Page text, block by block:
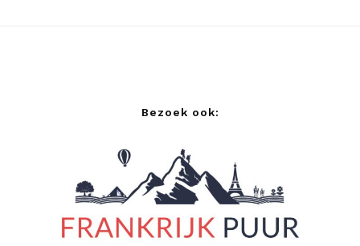
Bezoek ook: